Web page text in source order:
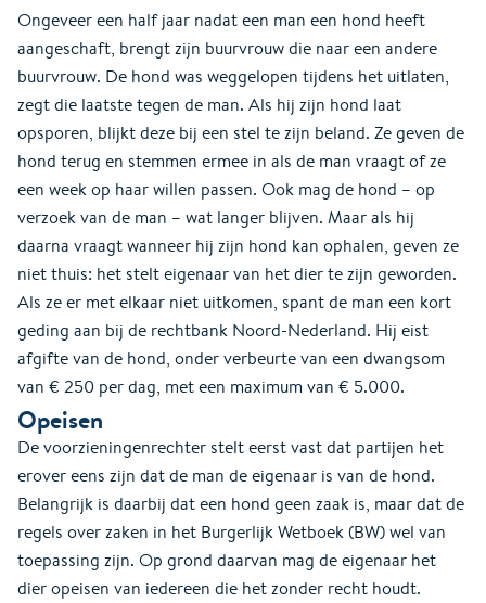
Ongeveer een half jaar nadat een man een hond heeft
aangeschaft, brengt zijn buurvrouw die naar een andere
buurvrouw. De hond was weggelopen tijdens het uitlaten,
zegt die laatste tegen de man. Als hij zijn hond laat
opsporen, blijkt deze bij een stel te zijn beland. Ze geven de
hond terug en stemmen ermee in als de man vraagt of ze
een week op haar willen passen. Ook mag de hond – op
verzoek van de man – wat langer blijven. Maar als hij
daarna vraagt wanneer hij zijn hond kan ophalen, geven ze
niet thuis: het stelt eigenaar van het dier te zijn geworden.
Als ze er met elkaar niet uitkomen, spant de man een kort
geding aan bij de rechtbank Noord-Nederland. Hij eist
afgifte van de hond, onder verbeurte van een dwangsom
van € 250 per dag, met een maximum van € 5.000.
Opeisen
De voorzieningenrechter stelt eerst vast dat partijen het
erover eens zijn dat de man de eigenaar is van de hond.
Belangrijk is daarbij dat een hond geen zaak is, maar dat de
regels over zaken in het Burgerlijk Wetboek (BW) wel van
toepassing zijn. Op grond daarvan mag de eigenaar het
dier opeisen van iedereen die het zonder recht houdt.